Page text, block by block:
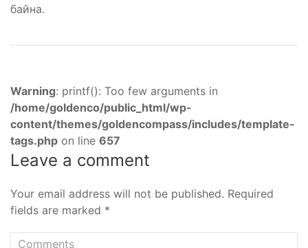
байна.
Warning: printf(): Too few arguments in
/home/goldenco/public_html/wp-
content/themes/goldencompass/includes/template-
tags.php on line 657
Leave a comment
Your email address will not be published. Required
fields are marked *